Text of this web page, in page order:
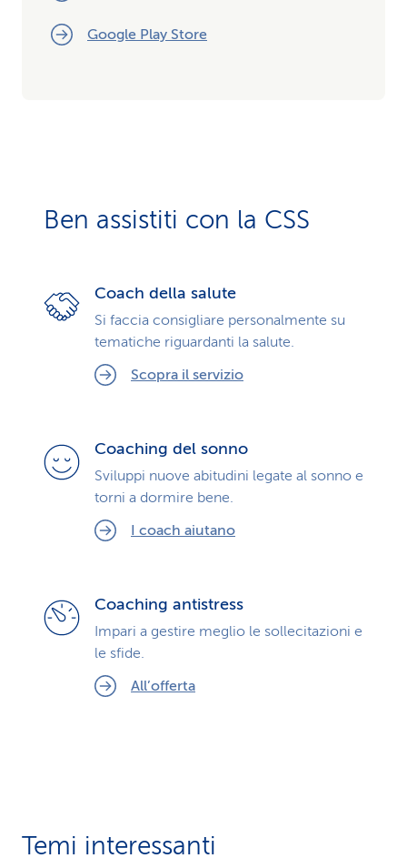
Google Play Store
Ben assistiti con la CSS
Coach della salute
Si faccia consigliare personalmente su
tematiche riguardanti la salute.
Scopra il servizio
Coaching del sonno
Sviluppi nuove abitudini legate al sonno e
torni a dormire bene.
I coach aiutano
Coaching antistress
Impari a gestire meglio le sollecitazioni e
le sfide.
All’offerta
Temi interessanti